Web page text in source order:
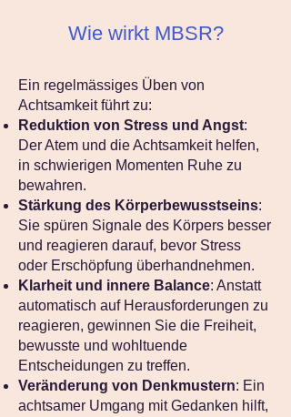
Wie wirkt MBSR?
Ein regelmässiges Üben von
Achtsamkeit führt zu:
Reduktion von Stress und Angst:
Der Atem und die Achtsamkeit helfen,
in schwierigen Momenten Ruhe zu
bewahren.
Stärkung des Körperbewusstseins:
Sie spüren Signale des Körpers besser
und reagieren darauf, bevor Stress
oder Erschöpfung überhandnehmen.
Klarheit und innere Balance: Anstatt
automatisch auf Herausforderungen zu
reagieren, gewinnen Sie die Freiheit,
bewusste und wohltuende
Entscheidungen zu treffen.
Veränderung von Denkmustern: Ein
achtsamer Umgang mit Gedanken hilft,